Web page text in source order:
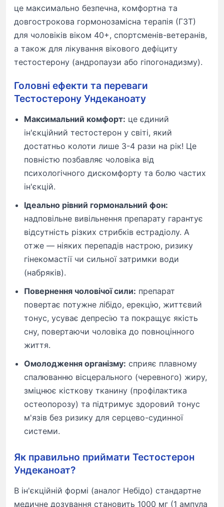
це максимально безпечна, комфортна та
довгострокова гормонозамісна терапія (ГЗТ)
для чоловіків віком 40+, спортсменів-ветеранів,
а також для лікування вікового дефіциту
тестостерону (андропаузи або гіпогонадизму).
Головні ефекти та переваги
Тестостерону Ундеканоату
Максимальний комфорт: це єдиний
ін'єкційний тестостерон у світі, який
достатньо колоти лише 3-4 рази на рік! Це
повністю позбавляє чоловіка від
психологічного дискомфорту та болю частих
ін'єкцій.
Ідеально рівний гормональний фон:
надповільне вивільнення препарату гарантує
відсутність різких стрибків естрадіолу. А
отже — ніяких перепадів настрою, ризику
гінекомастії чи сильної затримки води
(набряків).
Повернення чоловічої сили: препарат
повертає потужне лібідо, ерекцію, життєвий
тонус, усуває депресію та покращує якість
сну, повертаючи чоловіка до повноцінного
життя.
Омолодження організму: сприяє плавному
спалюванню вісцерального (черевного) жиру,
зміцнює кісткову тканину (профілактика
остеопорозу) та підтримує здоровий тонус
м'язів без ризику для серцево-судинної
системи.
Як правильно приймати Тестостерон
Ундеканоат?
В ін'єкційній формі (аналог Небідо) стандартне
медичне дозування становить 1000 мг (1 ампула